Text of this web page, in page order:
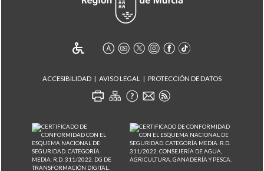
ACCESIBILIDAD AVISO LEGAL PROTECCIÓN DE DATOS